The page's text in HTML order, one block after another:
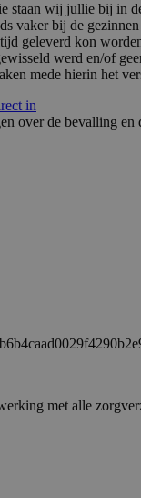
staan wij jullie bij in
vaker bij de
geleverd kon
werd en/of
mede hierin het
in
over de bevalling en
met alle